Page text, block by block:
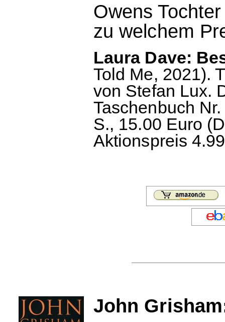
Owens
zu welchem
Laura Dave:
Told Me, 2021).
von Stefan Lux.
Taschenbuch
S., 15.00 Euro
Aktionspreis
John